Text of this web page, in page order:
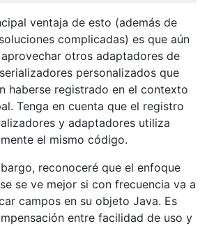
ventaja de esto (además de
complicadas) es que aún
otros adaptadores de
personalizados que
haberse registrado en el contexto
Tenga en cuenta que el registro
y adaptadores utiliza
el mismo código.
reconoceré que el enfoque
se ve mejor si con frecuencia va a
campos en su objeto Java. Es
entre facilidad de uso y